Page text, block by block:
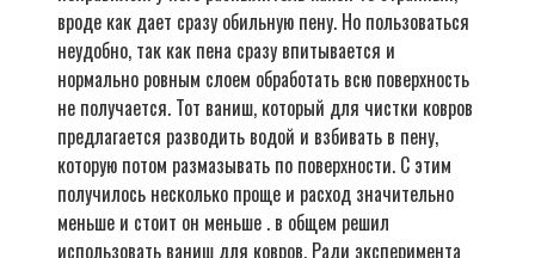
вроде как дает сразу обильную пену. Но пользоваться
неудобно, так как пена сразу впитывается и
нормально ровным слоем обработать всю поверхность
не получается. Тот ваниш, который для чистки ковров
предлагается разводить водой и взбивать в пену,
которую потом размазывать по поверхности. С этим
получилось несколько проще и расход значительно
меньше и стоит он меньше . в общем решил
использовать ваниш для ковров. Ради эксперимента